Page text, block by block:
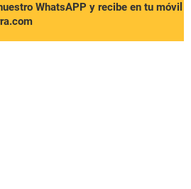
WhatsAPP y recibe en tu móvil